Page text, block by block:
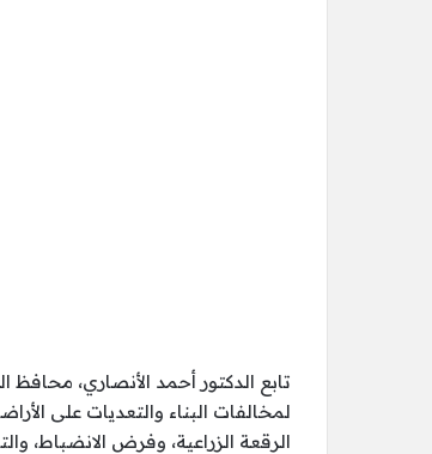
تابع الدكتور أحمد الأنصاري، محافظ
لمخالفات البناء والتعديات على
الرقعة الزراعية، وفرض الانضباط،